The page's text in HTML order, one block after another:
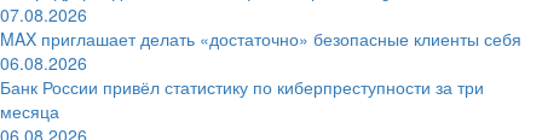
07.08.2026
MAX приглашает делать «достаточно» безопасные клиенты себя
06.08.2026
Банк России привёл статистику по киберпреступности за три
месяца